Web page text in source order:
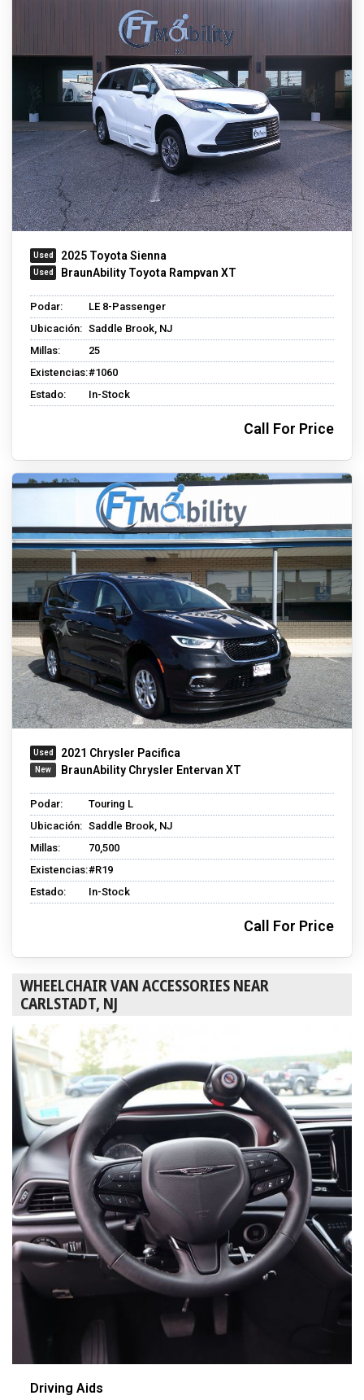
2025 Toyota Sienna
BraunAbility Toyota Rampvan XT
Podar:
LE 8-Passenger
Ubicación: Saddle Brook, NJ
Millas:
25
Existencias:#1060
Estado:
In-Stock
Call For Price
2021 Chrysler Pacifica
BraunAbility Chrysler Entervan XT
Podar:
Touring L
Ubicación: Saddle Brook, NJ
Millas:
70,500
Existencias:#R19
Estado:
In-Stock
Call For Price
WHEELCHAIR VAN ACCESSORIES NEAR
CARLSTADT, NJ
Driving Aids